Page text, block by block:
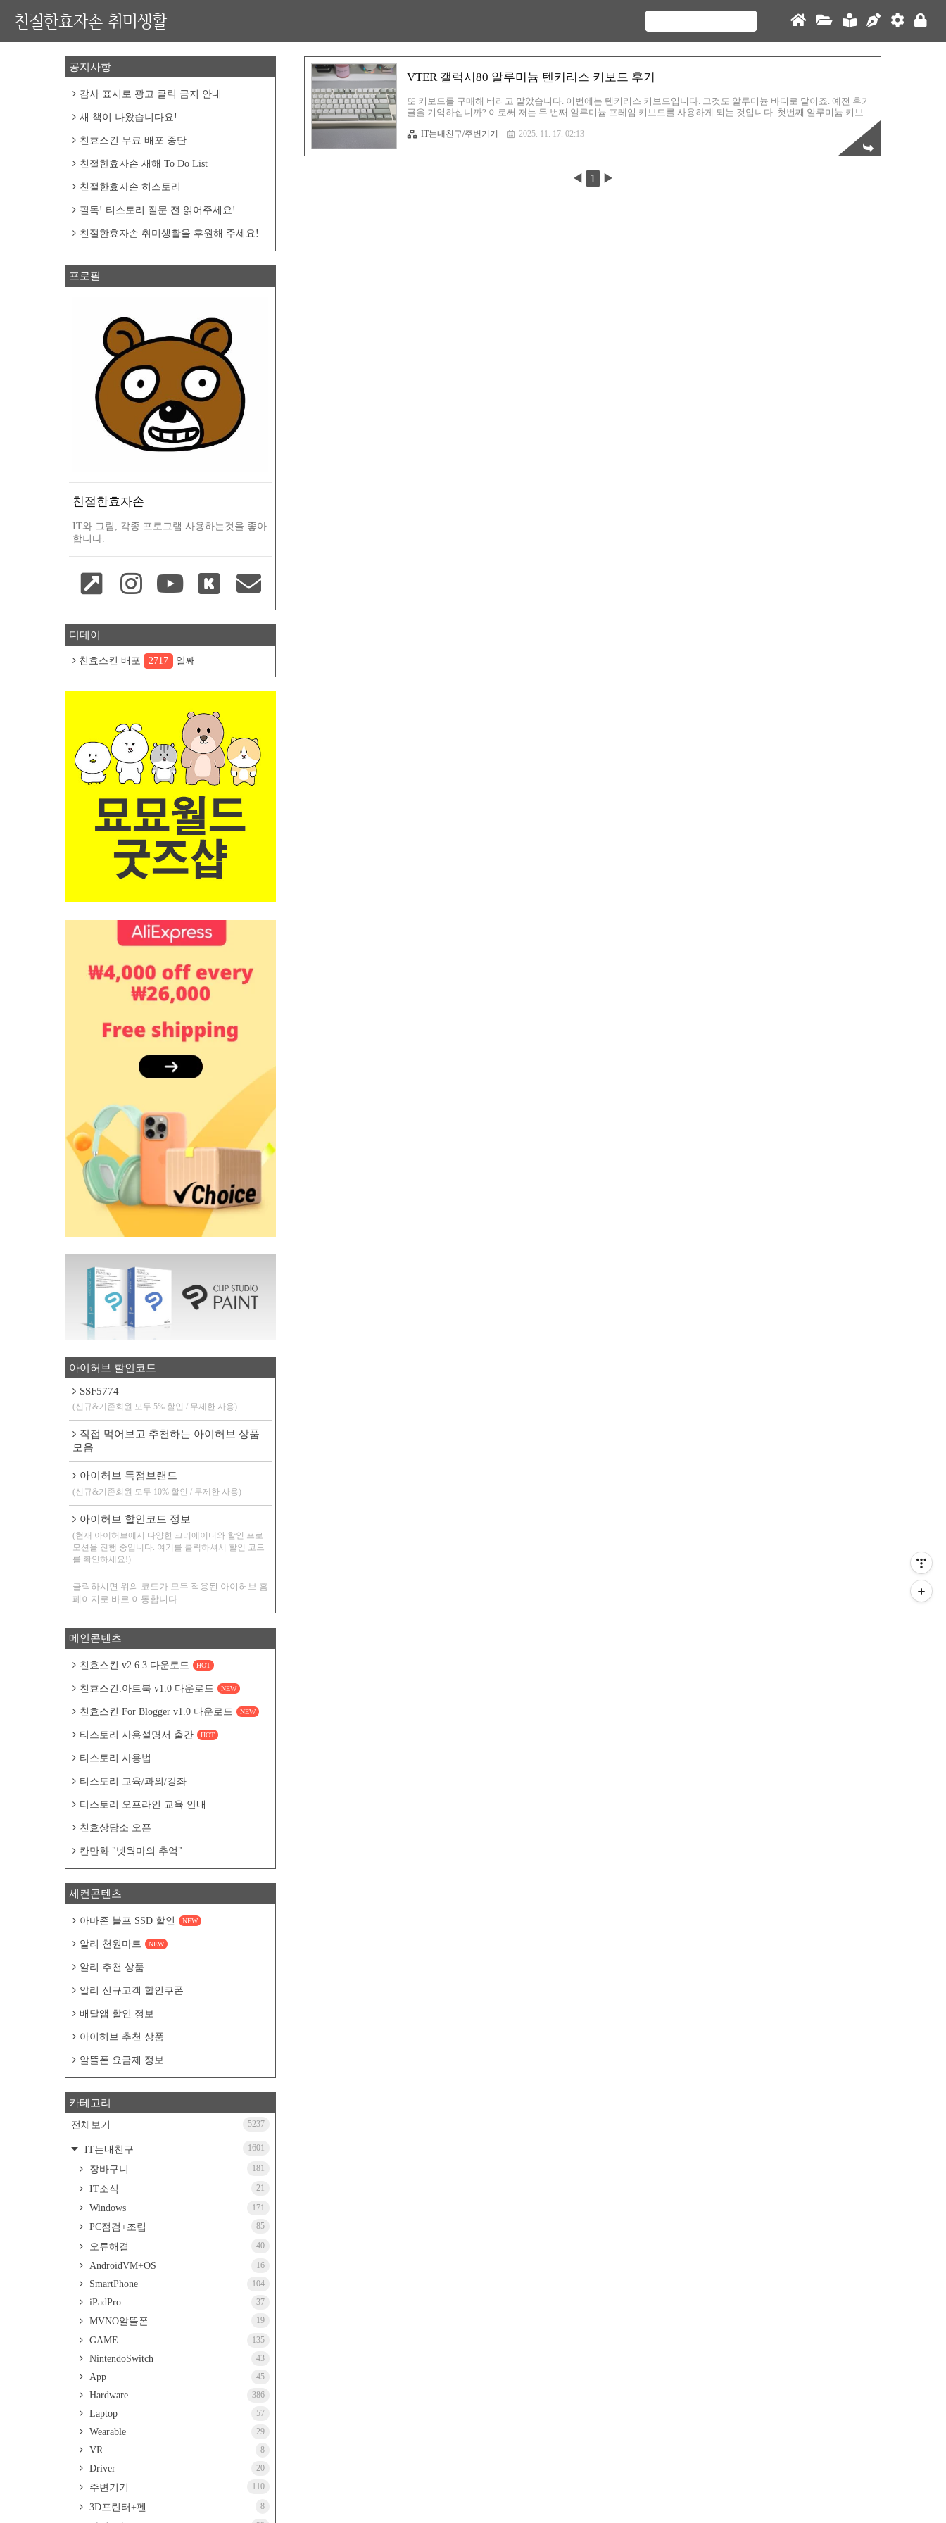
친절한효자손 취미생활
VTER 갤럭시80 알루미늄 텐키리스 키보드 후기
또 키보드를 구매해 버리고 말았습니다. 이번에는 텐키리스 키보드입니다. 그것도 알루미늄 바디로 말이죠. 예전 후기
글을 기억하십니까? 이로써 저는 두 번째 알루미늄 프레임 키보드를 사용하게 되는 것입니다. 첫번째 알루미늄 키보드
키보드 후기 (With 카라멜라떼축 + Minesweeper 체리 키캡)이것도 약 두 달 정도 고민 고민하다가 에이잇! 월급도 새로
받았겠다 질러버리자! 하고 구매한 키보드입니다. 드디어 저도 알루미늄 바디를 사용해 보는군요. 이 알루미늄 바디는
정말 미쳤습rgy0409.tistory.com지금도 잘 사용중인 키보드입니다. 텐키리스 단독으로만 사용할때는 ..
IT는내친구/주변기기 2025. 11. 17. 02:13
◀ 1 ▶
공지사항
감사 표시로 광고 클릭 금지 안내
새 책이 나왔습니다요!
친효스킨 무료 배포 중단
친절한효자손 새해 To Do List
친절한효자손 히스토리
필독! 티스토리 질문 전 읽어주세요!
친절한효자손 취미생활을 후원해 주세요!
프로필
친절한효자손
IT와 그림, 각종 프로그램 사용하는것을 좋아
합니다.
디데이
친효스킨 배포 2717 일째
아이허브 할인코드
SSF5774
(신규&기존회원 모두 5% 할인 / 무제한 사용)
직접 먹어보고 추천하는 아이허브 상품
모음
아이허브 독점브랜드
(신규&기존회원 모두 10% 할인 / 무제한 사용)
아이허브 할인코드 정보
(현재 아이허브에서 다양한 크리에이터와 할인 프로
모션을 진행 중입니다. 여기를 클릭하셔서 할인 코드
를 확인하세요!)
클릭하시면 위의 코드가 모두 적용된 아이허브 홈
페이지로 바로 이동합니다.
메인콘텐츠
친효스킨 v2.6.3 다운로드 HOT
친효스킨:아트북 v1.0 다운로드 NEW
친효스킨 For Blogger v1.0 다운로드 NEW
티스토리 사용설명서 출간 HOT
티스토리 사용법
티스토리 교육/과외/강좌
티스토리 오프라인 교육 안내
친효상담소 오픈
칸만화 "넷웍마의 추억"
세컨콘텐츠
아마존 블프 SSD 할인 NEW
알리 천원마트 NEW
알리 추천 상품
알리 신규고객 할인쿠폰
배달앱 할인 정보
아이허브 추천 상품
알뜰폰 요금제 정보
카테고리
전체보기 5237
IT는내친구 1601
장바구니 181
IT소식 21
Windows 171
PC점검+조립 85
오류해결 40
AndroidVM+OS 16
SmartPhone 104
iPadPro 37
MVNO알뜰폰 19
GAME 135
NintendoSwitch 43
App 45
Hardware 386
Laptop 57
Wearable 29
VR 8
Driver 20
주변기기 110
3D프린터+펜 8